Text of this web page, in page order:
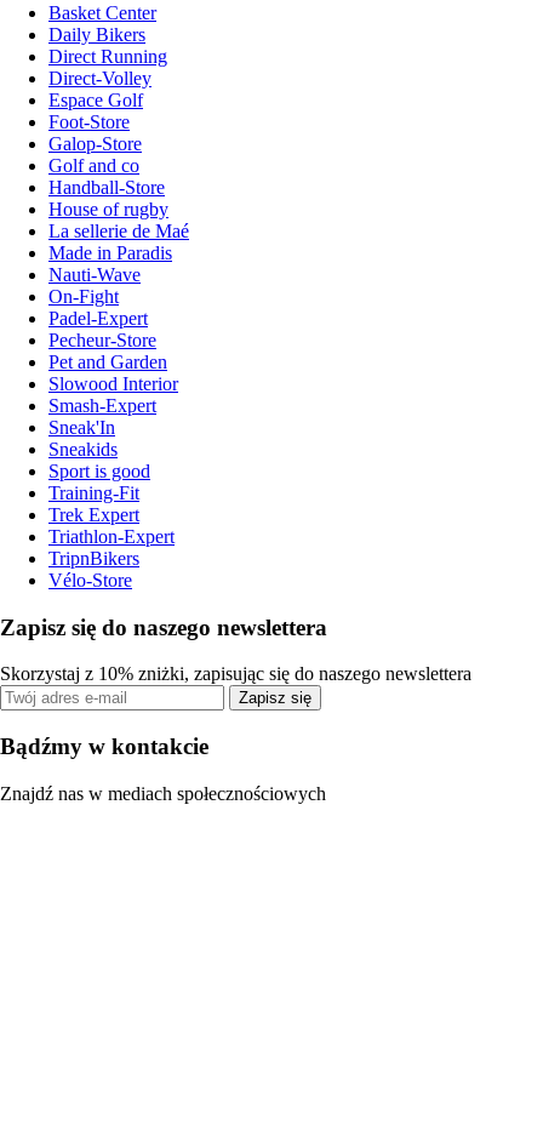
Basket Center
Daily Bikers
Direct Running
Direct-Volley
Espace Golf
Foot-Store
Galop-Store
Golf and co
Handball-Store
House of rugby
La sellerie de Maé
Made in Paradis
Nauti-Wave
On-Fight
Padel-Expert
Pecheur-Store
Pet and Garden
Slowood Interior
Smash-Expert
Sneak'In
Sneakids
Sport is good
Training-Fit
Trek Expert
Triathlon-Expert
TripnBikers
Vélo-Store
Zapisz się do naszego newslettera
Skorzystaj z 10% zniżki, zapisując się do naszego newslettera
Zapisz się
Bądźmy w kontakcie
Znajdź nas w mediach społecznościowych